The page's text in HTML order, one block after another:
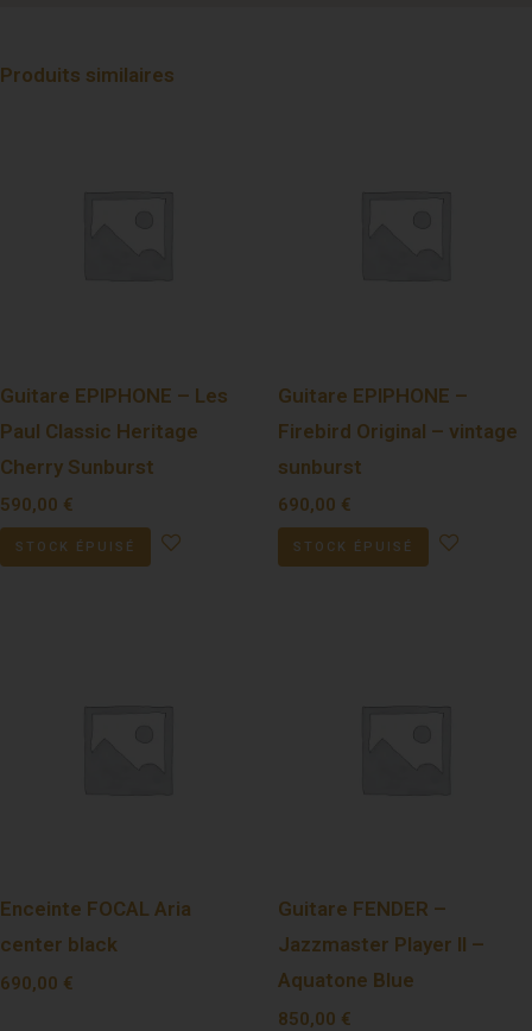
Produits similaires
Guitare EPIPHONE – Les
Paul Classic Heritage
Cherry Sunburst
590,00 €
STOCK ÉPUISÉ
Guitare EPIPHONE –
Firebird Original – vintage
sunburst
690,00 €
STOCK ÉPUISÉ
Enceinte FOCAL Aria
center black
690,00 €
Guitare FENDER –
Jazzmaster Player II –
Aquatone Blue
850,00 €